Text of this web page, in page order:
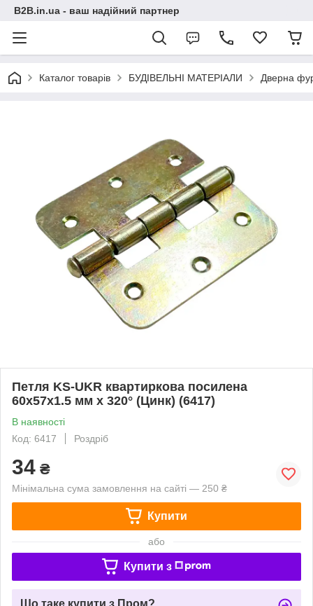
B2B.in.ua - ваш надійний партнер
Каталог товарів БУДІВЕЛЬНІ МАТЕРІАЛИ Дверна
Петля KS-UKR квартиркова посилена
60х57х1.5 мм x 320° (Цинк) (6417)
В наявності
Код: 6417
Роздріб
34 ₴
Мінімальна сума замовлення на сайті — 250 ₴
Купити
або
Купити з
Що таке купити з Пром?